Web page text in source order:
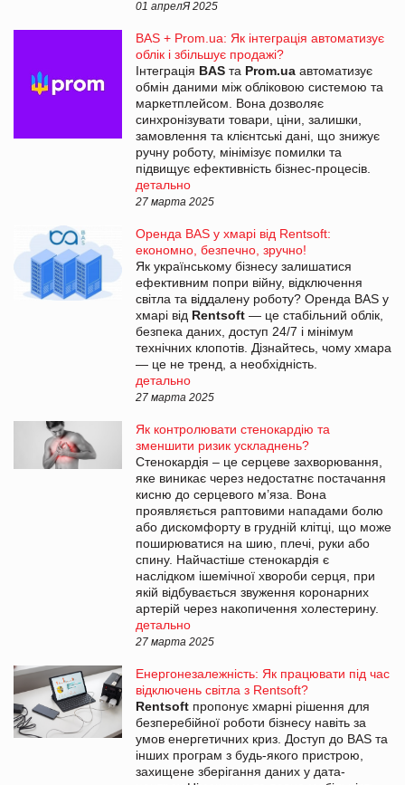
01 апрелЯ 2025
BAS + Prom.ua: Як інтеграція автоматизує
облік і збільшує продажі?
Інтеграція BAS та Prom.ua автоматизує
обмін даними між обліковою системою та
маркетплейсом. Вона дозволяє
синхронізувати товари, ціни, залишки,
замовлення та клієнтські дані, що знижує
ручну роботу, мінімізує помилки та
підвищує ефективність бізнес-процесів.
детально
27 марта 2025
Оренда BAS у хмарі від Rentsoft:
економно, безпечно, зручно!
Як українському бізнесу залишатися
ефективним попри війну, відключення
світла та віддалену роботу? Оренда BAS у
хмарі від Rentsoft — це стабільний облік,
безпека даних, доступ 24/7 і мінімум
технічних клопотів. Дізнайтесь, чому хмара
— це не тренд, а необхідність.
детально
27 марта 2025
Як контролювати стенокардію та
зменшити ризик ускладнень?
Стенокардія – це серцеве захворювання,
яке виникає через недостатнє постачання
кисню до серцевого м’яза. Вона
проявляється раптовими нападами болю
або дискомфорту в грудній клітці, що може
поширюватися на шию, плечі, руки або
спину. Найчастіше стенокардія є
наслідком ішемічної хвороби серця, при
якій відбувається звуження коронарних
артерій через накопичення холестерину.
детально
27 марта 2025
Енергонезалежність: Як працювати під час
відключень світла з Rentsoft?
Rentsoft пропонує хмарні рішення для
безперебійної роботи бізнесу навіть за
умов енергетичних криз. Доступ до BAS та
інших програм з будь-якого пристрою,
захищене зберігання даних у дата-